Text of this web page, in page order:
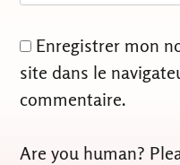
Enregistrer mon
site dans le
commentaire.
Are you human?